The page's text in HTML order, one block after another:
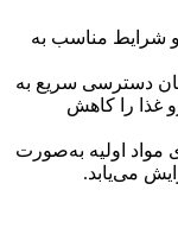
و شرایط مناسب به
دسترسی سریع به
غذا را کاهش
مواد اولیه به‌صورت
می‌یابد.